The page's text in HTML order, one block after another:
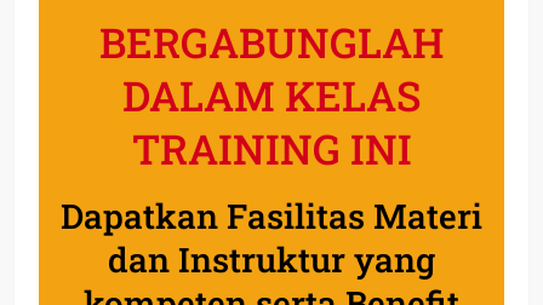
BERGABUNGLAH
DALAM KELAS
TRAINING INI
Dapatkan Fasilitas Materi
dan Instruktur yang